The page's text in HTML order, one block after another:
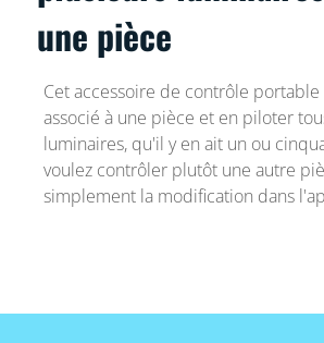
une pièce
Cet accessoire de contrôle
associé à une pièce et en piloter
luminaires, qu'il y en ait un ou
voulez contrôler plutôt une autre
simplement la modification dans